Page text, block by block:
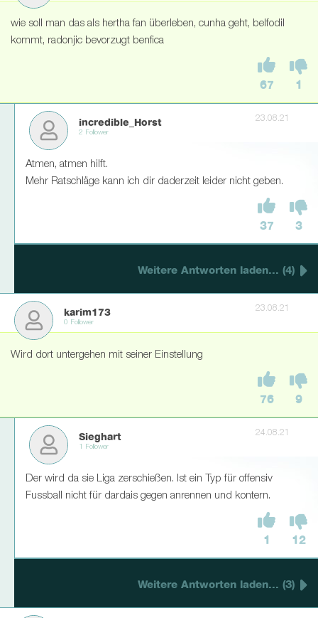
wie soll man das als hertha fan überleben, cunha geht, belfodil
kommt, radonjic bevorzugt benfica
67 1
incredible_Horst
2 Follower
23.08.21
Atmen, atmen hilft.
Mehr Ratschläge kann ich dir daderzeit leider nicht geben.
37 3
Weitere Antworten laden... (4)
karim173
0 Follower
23.08.21
Wird dort untergehen mit seiner Einstellung
76 9
Sieghart
1 Follower
24.08.21
Der wird da sie Liga zerschießen. Ist ein Typ für offensiv
Fussball nicht für dardais gegen anrennen und kontern.
1 12
Weitere Antworten laden... (3)